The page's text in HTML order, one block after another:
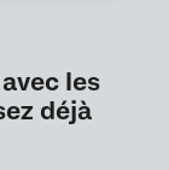
les
déjà